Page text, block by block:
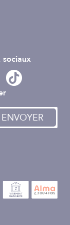
sur votre
de votre
tablette. La
des routes
et bien plus
Navionics
renouveler
ENVOYER
sociaux